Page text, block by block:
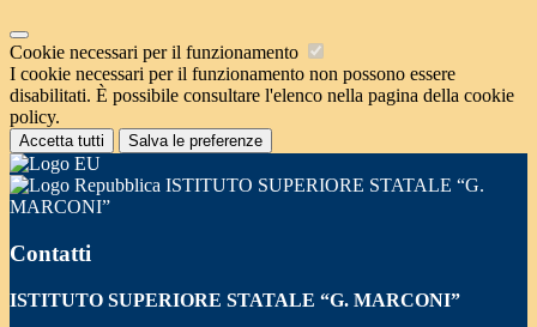
Cookie necessari per il funzionamento
I cookie necessari per il funzionamento non possono essere
disabilitati. È possibile consultare l'elenco nella pagina della cookie
policy.
Accetta tutti Salva le preferenze
ISTITUTO SUPERIORE STATALE “G.
MARCONI”
Contatti
ISTITUTO SUPERIORE STATALE “G. MARCONI”